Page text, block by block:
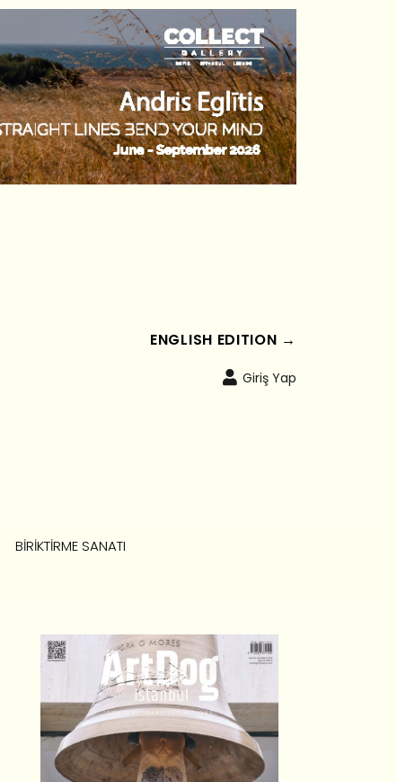
ENGLISH EDITION →
Giriş Yap
BIRIKTIRME SANATI